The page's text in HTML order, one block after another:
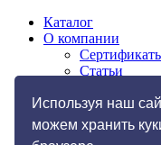
Используя наш
можем хранить
Каталог
О компании
Статьи
Услуги